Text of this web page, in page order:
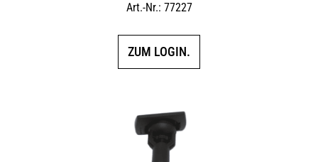
Art.-Nr.: 77227
ZUM LOGIN.